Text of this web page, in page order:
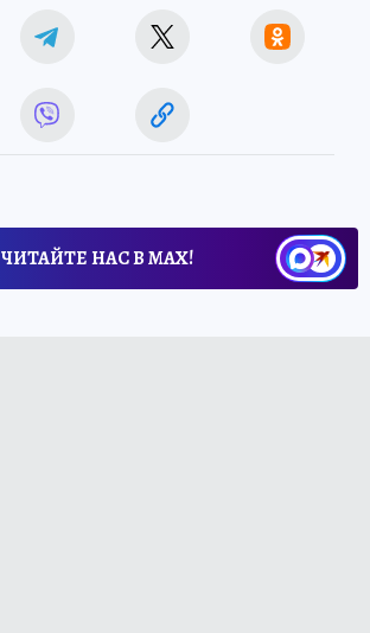
ЧИТАЙТЕ НАС В МАХ!